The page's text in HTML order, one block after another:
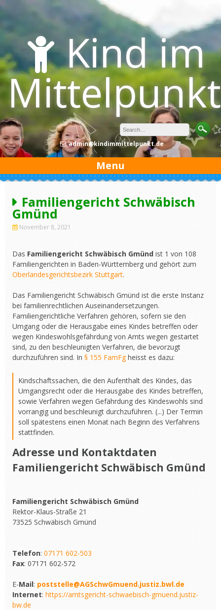
Skip
Kind im
Mittelpunkt
admin@kindimmittelpunkt.de
Menu
Familiengericht Schwäbisch
Gmünd
November 8, 2021
Das Familiengericht Schwäbisch Gmünd ist 1 von 108
Familiengerichten in Baden-Württemberg und gehört zum
Oberlandesgerichtsbezirk Stuttgart.
Das Familiengericht Schwäbisch Gmünd ist die erste Instanz
bei familienrechtlichen Auseinandersetzungen.
Familiengerichtliche Verfahren gehören, sofern sie den
Umgang oder die Herausgabe eines Kindes betreffen oder
wegen Kindeswohlsgefährdung von Amts wegen gestartet
sind, zu den beschleunigten Verfahren, die bevorzugt
durchzuführen sind. In § 155 FamFgheisst es dazu:
Kindschaftssachen, die den Aufenthalt des Kindes, das
Umgangsrecht oder die Herausgabe des Kindes betreffen,
sowie Verfahren wegen Gefährdung des Kindeswohls sind
vorrangig und beschleunigt durchzuführen. (...) Der Termin
soll spätestens einen Monat nach Beginn des Verfahrens
stattfinden.
Adresse und Kontaktdaten
Familiengericht Schwäbisch Gmünd
Familiengericht Schwäbisch Gmünd
Rektor-Klaus-Straße 21
73525 Schwäbisch Gmünd
Telefon: 07171 602-503
Fax: 07171 602-572
E-Mail: poststelle@AGSchwGmuend.justiz.bwl.de
Internet: https://amtsgericht-schwaebisch-gmuend.justiz-
bw.de